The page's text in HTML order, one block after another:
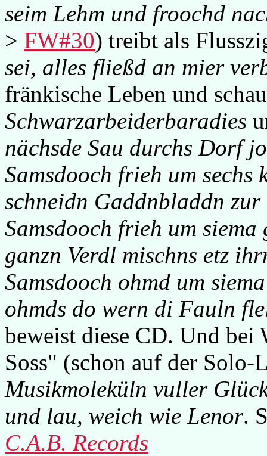
seim Lehm und froochd
> FW#30) treibt als
sei, alles fließd an mier
fränkische Leben und
Schwarzarbeiderbaradies
nächsde Sau durchs Dorf
Samsdooch frieh um sechs
schneidn Gaddnbladdn
Samsdooch frieh um
ganzn Verdl mischns etz
Samsdooch ohmd um
ohmds do wern di Fauln
beweist diese CD. Und
Soss" (schon auf der
Musikmoleküln vuller
und lau, weich wie Lenor.
C.A.B. Records